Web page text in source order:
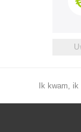
Ik kwam,